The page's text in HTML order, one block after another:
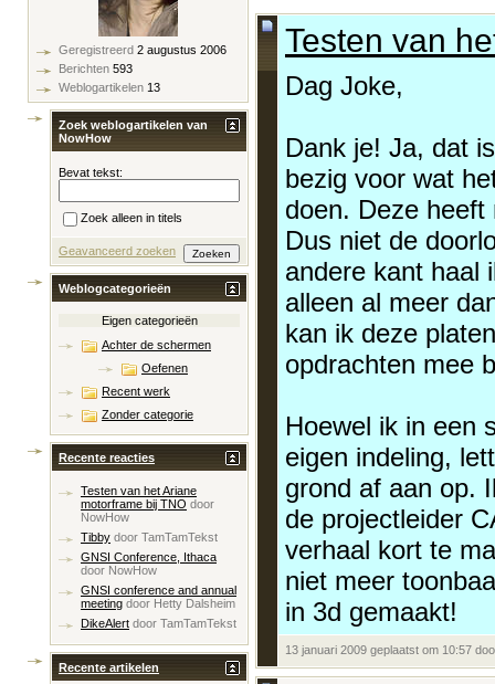
Testen van
Dag Joke,
Dank je! Ja, dat
bezig voor wat
doen. Deze
Dus niet de
andere kant haal
alleen al meer
kan ik deze
opdrachten mee
Hoewel ik in een
eigen indeling,
grond af aan op.
de projectleider
verhaal kort te
niet meer
in 3d gemaakt!
13 januari 2009 geplaatst om 10:57
Geregistreerd 2 augustus 2006
Berichten 593
Weblogartikelen 13
Zoek weblogartikelen van
NowHow
Bevat tekst:
Zoek alleen in titels
Geavanceerd zoeken
Weblogcategorieën
Eigen categorieën
Achter de schermen
Oefenen
Recent werk
Zonder categorie
Recente reacties
Testen van het Ariane
motorframe bij TNO door
NowHow
Tibby door TamTamTekst
GNSI Conference, Ithaca
door NowHow
GNSI conference and annual
meeting door Hetty Dalsheim
DikeAlert door TamTamTekst
Recente artikelen